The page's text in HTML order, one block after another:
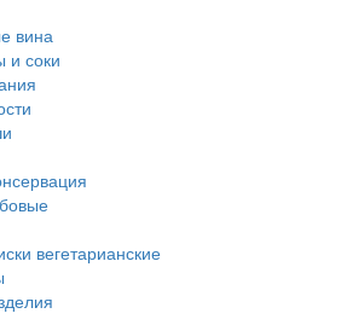
вина
соки
вегетарианские